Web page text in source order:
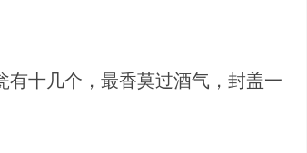
十几个，最香莫过酒气，封盖一